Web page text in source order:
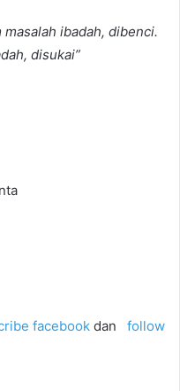
ibadah, dibenci.
disukai”
facebook dan
follow